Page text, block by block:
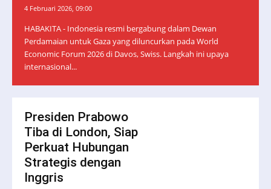
4 Februari 2026, 09:00
HABAKITA - Indonesia resmi bergabung dalam Dewan
Perdamaian untuk Gaza yang diluncurkan pada World
Economic Forum 2026 di Davos, Swiss. Langkah ini upaya
internasional...
Presiden Prabowo
Tiba di London, Siap
Perkuat Hubungan
Strategis dengan
Inggris